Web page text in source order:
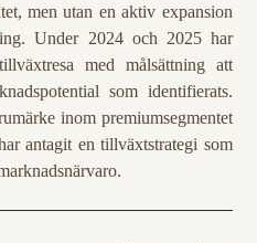
men utan en aktiv expansion
Under 2024 och 2025 har
med målsättning att
som identifierats.
inom premiumsegmentet
antagit en tillväxtstrategi som